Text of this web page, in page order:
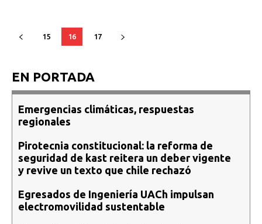
15 16 17
EN PORTADA
Emergencias climáticas, respuestas
regionales
Pirotecnia constitucional: la reforma de
seguridad de kast reitera un deber vigente
y revive un texto que chile rechazó
Egresados de Ingeniería UACh impulsan
electromovilidad sustentable